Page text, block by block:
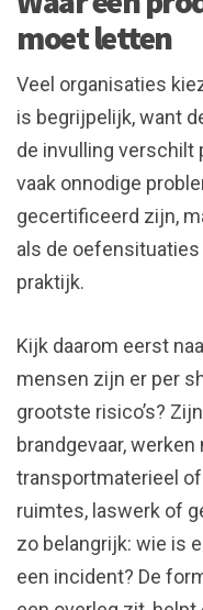
moet letten
Veel organisaties
is begrijpelijk, want
de invulling verschilt
vaak onnodige
gecertificeerd zijn,
als de
praktijk.
Kijk daarom eerst
mensen zijn er per
grootste risico’s?
brandgevaar,
transportmaterieel
ruimtes, laswerk of
zo belangrijk: wie is
een incident? De